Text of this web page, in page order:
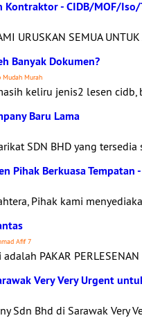
Kontraktor - CIDB/MOF/
URUSKAN SEMUA
Banyak Dokumen?
Mudah Murah
keliru jenis2 lesen cidb,
Baru Lama
SDN BHD yang
Pihak Berkuasa Tempatan
Pihak kami
Afif 7
PAKAR PERLESENAN
Very Very Urgent
Sdn Bhd di Sarawak Very